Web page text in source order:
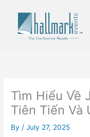
content
Tìm Hiểu Về
Tiên Tiến Và
By/July 27, 2025